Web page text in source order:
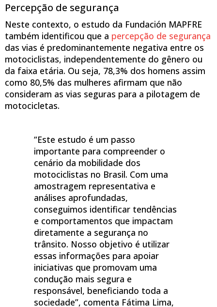
Percepção de segurança
Neste contexto, o estudo da Fundación MAPFRE
também identificou que a percepção de segurança
das vias é predominantemente negativa entre os
motociclistas, independentemente do gênero ou
da faixa etária. Ou seja, 78,3% dos homens assim
como 80,5% das mulheres afirmam que não
consideram as vias seguras para a pilotagem de
motocicletas.
“Este estudo é um passo
importante para compreender o
cenário da mobilidade dos
motociclistas no Brasil. Com uma
amostragem representativa e
análises aprofundadas,
conseguimos identificar tendências
e comportamentos que impactam
diretamente a segurança no
trânsito. Nosso objetivo é utilizar
essas informações para apoiar
iniciativas que promovam uma
condução mais segura e
responsável, beneficiando toda a
sociedade”, comenta Fátima Lima,